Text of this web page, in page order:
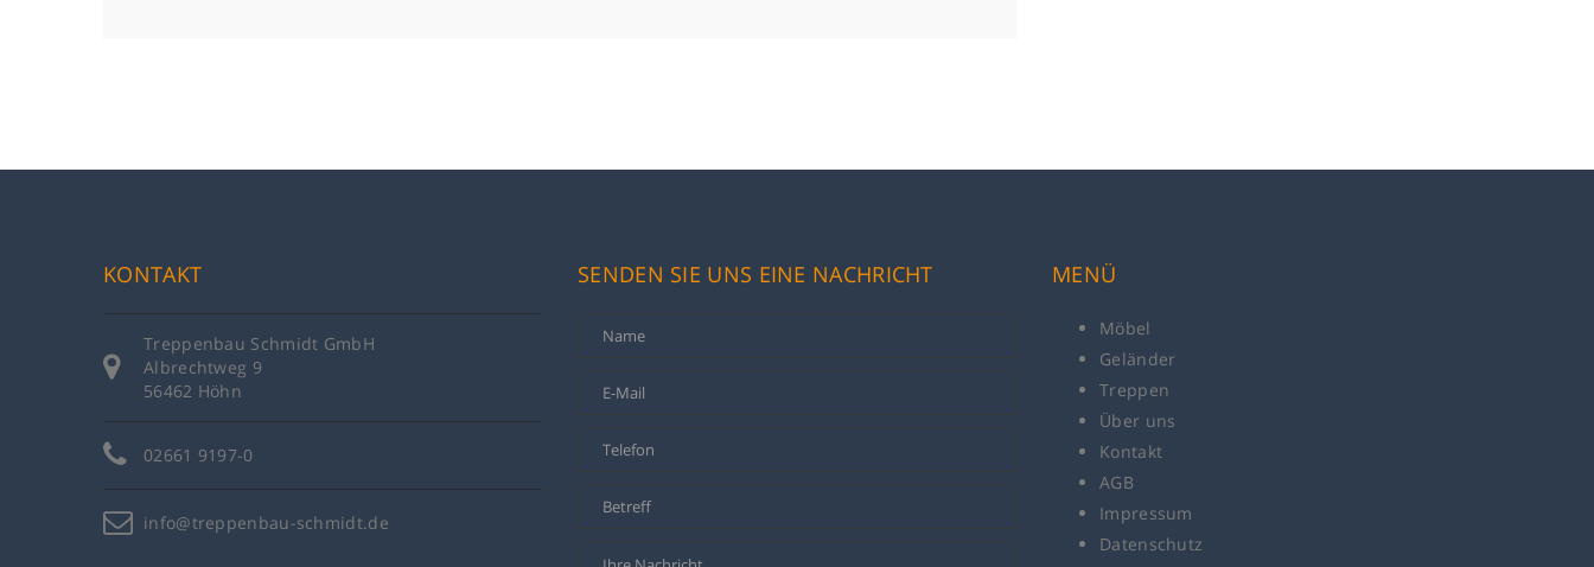
KONTAKT
Treppenbau Schmidt GmbH
Albrechtweg 9
56462 Höhn
02661 9197-0
info@treppenbau-schmidt.de
SENDEN SIE UNS EINE NACHRICHT MENÜ
Möbel
Geländer
Treppen
Über uns
Kontakt
AGB
Impressum
Datenschutz